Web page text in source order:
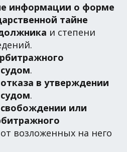
информации о форме
тайне
и степени
.
в утверждении
.
или
от возложенных на него